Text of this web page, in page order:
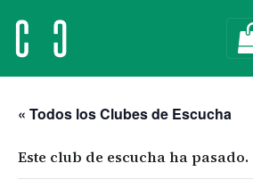
MAIN NAVIGATION
« Todos los Clubes de Escucha
Este club de escucha ha pasado.